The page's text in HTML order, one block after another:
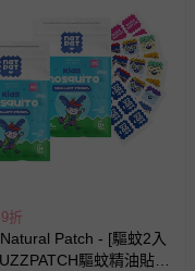
豫期權益，但此期間
未經使用的全新狀態，
品等。
假日內提出），如為
愛負責處理，若非瑕疵
若有相關退貨問題，請
我們將依序為您處理
折
Patch - [驅蚊2入
驅蚊精油貼片